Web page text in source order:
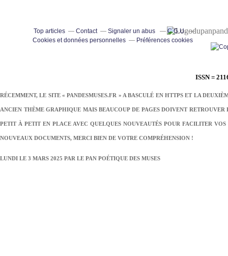
ISSN =
RÉCEMMENT, LE SITE « PANDESMUSES.FR » A BASCULÉ EN HTTPS ET LA
ANCIEN THÈME GRAPHIQUE MAIS BEAUCOUP DE PAGES DOIVENT
PETIT À PETIT EN PLACE AVEC QUELQUES NOUVEAUTÉS POUR FACILITER
NOUVEAUX DOCUMENTS, MERCI BIEN DE VOTRE COMPRÉHENSION !
LUNDI LE 3 MARS 2025 PAR LE PAN POÉTIQUE DES MUSES
Top articles Contact Signaler un abus
C.G.U.
Cookies et données personnelles
Préférences cookies